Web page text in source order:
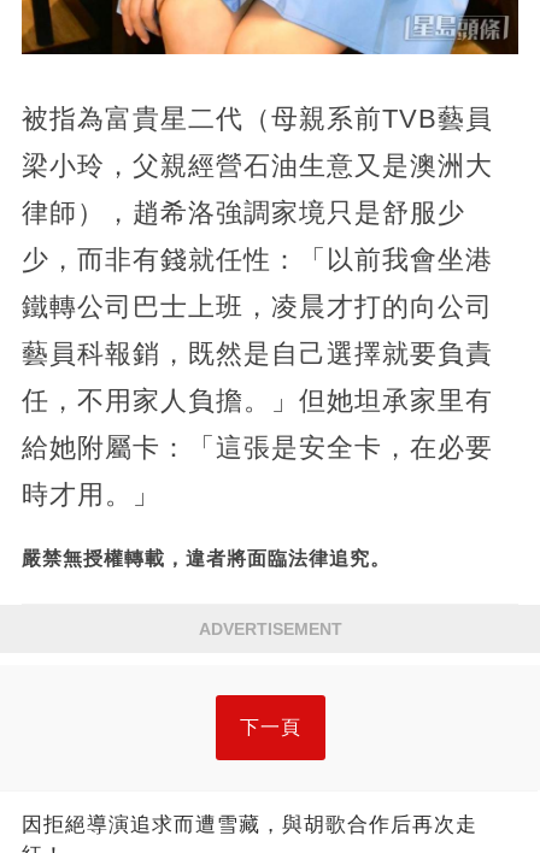
被指為富貴星二代（母親系前TVB藝員
梁小玲，父親經營石油生意又是澳洲大
律師），趙希洛強調家境只是舒服少
少，而非有錢就任性：「以前我會坐港
鐵轉公司巴士上班，凌晨才打的向公司
藝員科報銷，既然是自己選擇就要負責
任，不用家人負擔。」但她坦承家里有
給她附屬卡：「這張是安全卡，在必要
時才用。」
嚴禁無授權轉載，違者將面臨法律追究。
ADVERTISEMENT
下一頁
因拒絕導演追求而遭雪藏，與胡歌合作后再次走